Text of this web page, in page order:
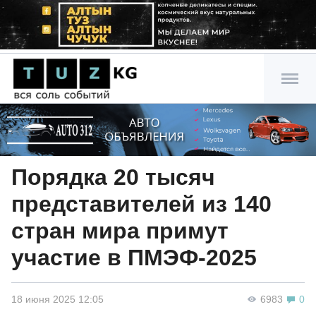
Порядка 20 тысяч
представителей из 140
стран мира примут
участие в ПМЭФ-2025
6983 0
18 июня 2025 12:05